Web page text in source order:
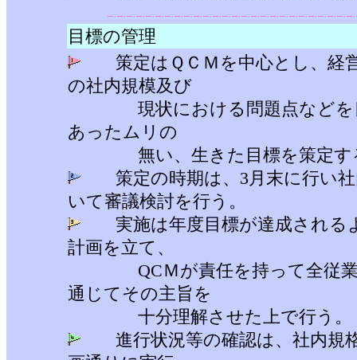
目標の管理
策定はＱＣＭを中心とし、経
の社内規模及び
現状における問題点などを良
あったムリの
無い、生きた目標を策定す
策定の時期は、3月末に行い社
いて審議検討を行う。
実施は年度目標が達成される
計画を立て、
QCＭが責任を持って全従業
通じてその主旨を
十分理解させた上で行う。
進行状況等の確認は、社内規